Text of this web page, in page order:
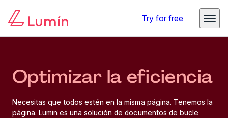
Try for free
Optimizar la eficiencia
Necesitas que todos estén en la misma página. Tenemos la
página. Lumin es una solución de documentos de bucle